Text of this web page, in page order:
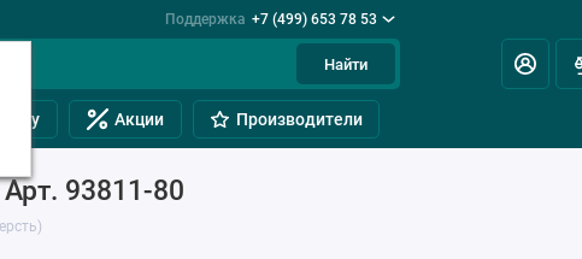
Поддержка +7 (499) 653 78 53
Найти
ногу Акции Производители
93811-80